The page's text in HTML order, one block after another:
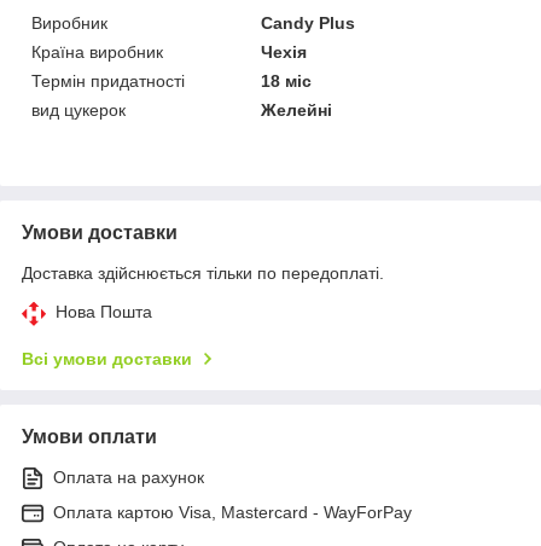
Виробник
Candy Plus
Країна виробник
Чехія
Термін придатності
18 міс
вид цукерок
Желейні
Умови доставки
Доставка здійснюється тільки по передоплаті.
Нова Пошта
Всі умови доставки
Умови оплати
Оплата на рахунок
Оплата картою Visa, Mastercard - WayForPay